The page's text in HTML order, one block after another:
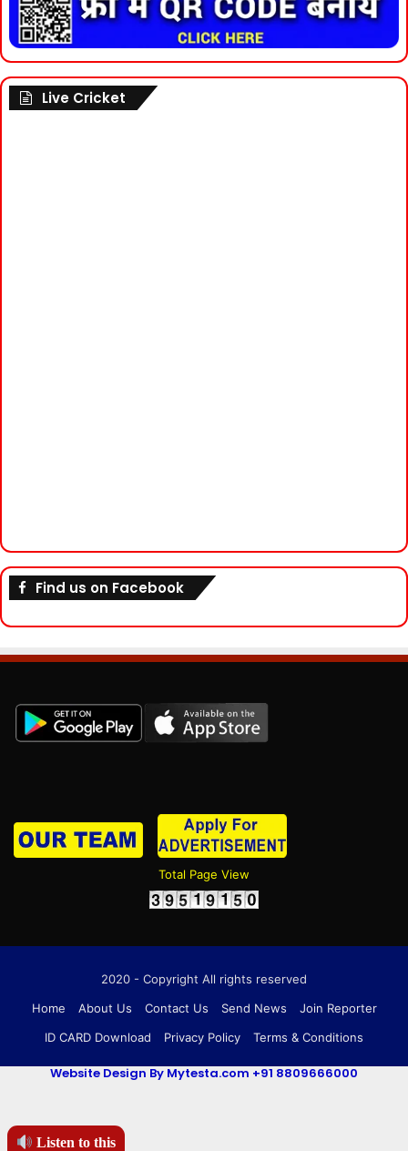
Listen to this
Live Cricket
Find us on Facebook
Total Page View
2020 - Copyright All rights reserved
Home
About Us Contact Us Send News
Join Reporter
ID CARD Download
Privacy Policy Terms & Conditions
Website Design By Mytesta.com +91 8809666000